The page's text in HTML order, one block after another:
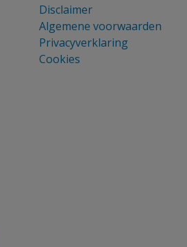
Disclaimer
Algemene voorwaarden
Privacyverklaring
Cookies